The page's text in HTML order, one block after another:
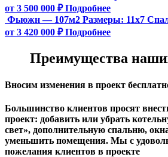
от 3 500 000 ₽ Подробнее
Фьюжн — 107м2 Размеры: 11х7
от 3 420 000 ₽ Подробнее
Преимущества
Вносим изменения в проект
Большинство клиентов просят
проект: добавить или убрать
свет», дополнительную спальню,
уменьшить помещения. Мы с
пожелания клиентов в проекте